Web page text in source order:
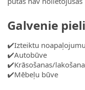
Galvenie
✔️Izteiktu
✔️Autobūve
✔️Krāsošanas/
✔️Mēbeļu būve